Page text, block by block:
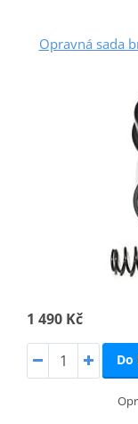
Opravná sada
1 490 Kč